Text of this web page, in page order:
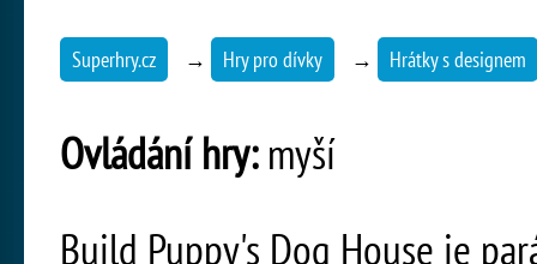
Superhry.cz → Hry pro dívky → Hrátky s designem
Ovládání hry:myší
Build Puppy's Dog House je